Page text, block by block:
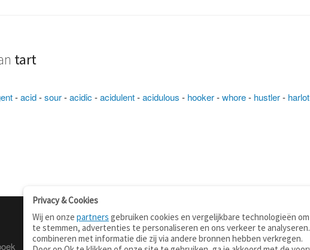
tart
-acid-sour-acidic -acidulent-acidulous - hooker-whore- hustler- harlot
OVER
Over deze site
Contact
TOOLS
Apps
Mobiel
Privacy & Cookies
Wij en onze partners gebruiken cookies en vergelijkbare technologieën
te stemmen, advertenties te personaliseren en ons verkeer te
combineren met informatie die zij via andere bronnen hebben verkregen.